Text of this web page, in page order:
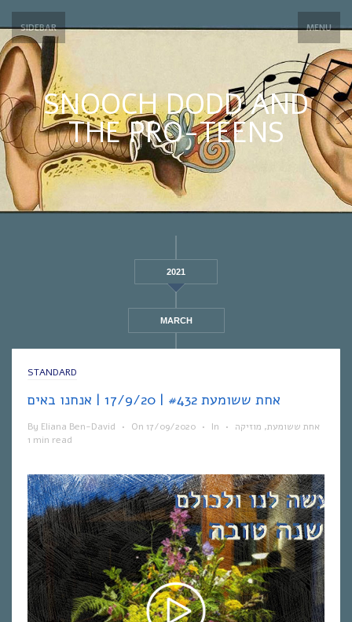
SIDEBAR MENU
SNOOCH DODD AND
THE PRO-TEENS
2021
MARCH
STANDARD
אחת ששומעת #432 | 17/9/20 | אנחנו באים
By Eliana Ben-David • On 17/09/2020 • In אחת ששומעת, מוזיקה
•
1 min read